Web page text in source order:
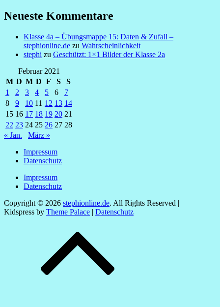
Neueste Kommentare
Klasse 4a – Übungsmappe 15: Daten & Zufall –
stephionline.de zu Wahrscheinlichkeit
stephi zu Geschützt: 1×1 Bilder der Klasse 2a
Februar 2021
M D M D F S
S
1
2 3 4 5 6
7
8
9 10 11 12 13 14
15 16 17 18 19 20 21
22 23 24 25 26 27 28
« Jan.
März »
Impressum
Datenschutz
Impressum
Datenschutz
Copyright © 2026 stephionline.de. All Rights Reserved |
Kidspress by Theme Palace | Datenschutz